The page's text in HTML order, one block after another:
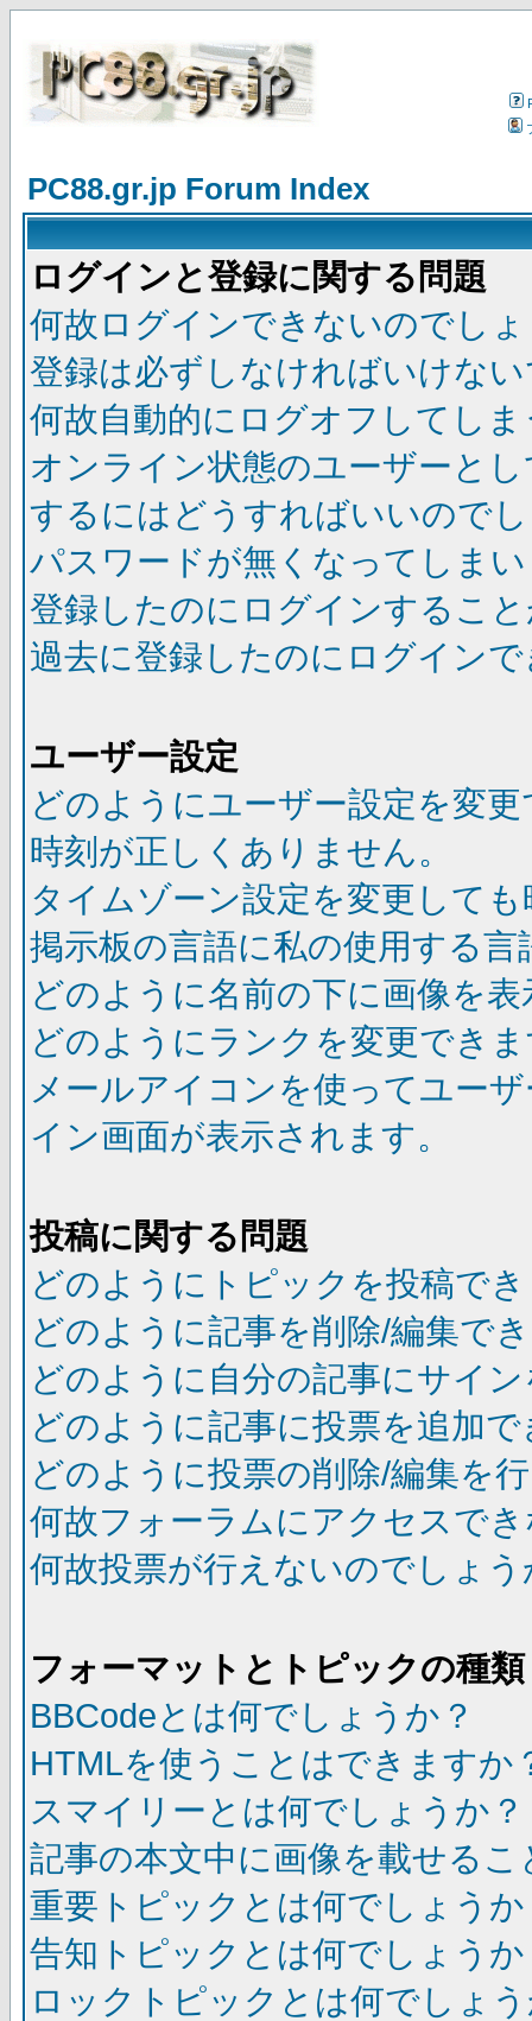
PC88.gr.jp Forum Index
ログインと登録に関する問題
何故ログインできないのでし
登録は必ずしなければいけな
何故自動的にログオフしてし
オンライン状態のユーザーと
するにはどうすればいいので
パスワードが無くなってしま
登録したのにログインするこ
過去に登録したのにログイン
ユーザー設定
どのようにユーザー設定を変
時刻が正しくありません。
タイムゾーン設定を変更して
掲示板の言語に私の使用する
どのように名前の下に画像を
どのようにランクを変更でき
メールアイコンを使ってユー
イン画面が表示されます。
投稿に関する問題
どのようにトピックを投稿で
どのように記事を削除/編集で
どのように自分の記事にサイ
どのように記事に投票を追加
どのように投票の削除/編集を
何故フォーラムにアクセスで
何故投票が行えないのでしょう
フォーマットとトピックの種類
BBCodeとは何でしょうか？
HTMLを使うことはできますか
スマイリーとは何でしょうか？
記事の本文中に画像を載せる
重要トピックとは何でしょうか
告知トピックとは何でしょうか
ロックトピックとは何でしょ